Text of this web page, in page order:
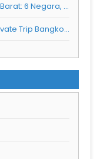
Pilihan Liburan Halal Tour Eropa Barat: 6 Negara, 11 Hari, Seribu Cerita
Serunyaaaa Pilihan Liburan : Private Trip Bangkok Bersama Keluarga Tercinta